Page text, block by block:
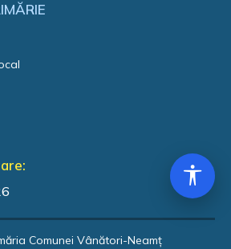
Comunei Vânători-Neamț